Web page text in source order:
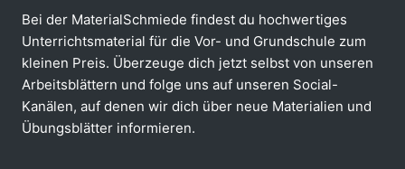
Bei der MaterialSchmiede findest du hochwertiges
Unterrichtsmaterial für die Vor- und Grundschule zum
kleinen Preis. Überzeuge dich jetzt selbst von unseren
Arbeitsblättern und folge uns auf unseren Social-
Kanälen, auf denen wir dich über neue Materialien und
Übungsblätter informieren.